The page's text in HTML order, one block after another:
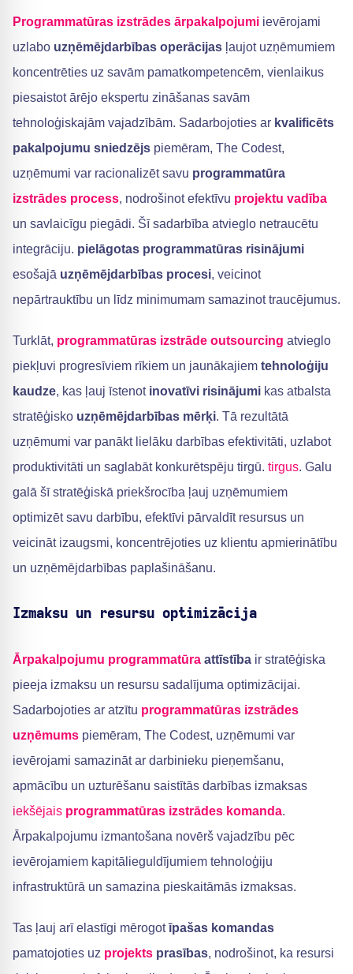
Programmatūras izstrādes ārpakalpojumi ievērojami
uzlabo uzņēmējdarbības operācijas ļaujot uzņēmumiem
koncentrēties uz savām pamatkompetencēm, vienlaikus
piesaistot ārējo ekspertu zināšanas savām
tehnoloģiskajām vajadzībām. Sadarbojoties ar kvalificēts
pakalpojumu sniedzējs piemēram, The Codest,
uzņēmumi var racionalizēt savu programmatūra
izstrādes process, nodrošinot efektīvu projektu vadība
un savlaicīgu piegādi. Šī sadarbība atvieglo netraucētu
integrāciju. pielāgotas programmatūras risinājumi
esošajā uzņēmējdarbības procesi, veicinot
nepārtrauktību un līdz minimumam samazinot traucējumus.
Turklāt, programmatūras izstrāde outsourcing atvieglo
piekļuvi progresīviem rīkiem un jaunākajiem tehnoloģiju
kaudze, kas ļauj īstenot inovatīvi risinājumi kas atbalsta
stratēģisko uzņēmējdarbības mērķi. Tā rezultātā
uzņēmumi var panākt lielāku darbības efektivitāti, uzlabot
produktivitāti un saglabāt konkurētspēju tirgū. tirgus. Galu
galā šī stratēģiskā priekšrocība ļauj uzņēmumiem
optimizēt savu darbību, efektīvi pārvaldīt resursus un
veicināt izaugsmi, koncentrējoties uz klientu apmierinātību
un uzņēmējdarbības paplašināšanu.
Izmaksu un resursu optimizācija
Ārpakalpojumu programmatūra attīstība ir stratēģiska
pieeja izmaksu un resursu sadalījuma optimizācijai.
Sadarbojoties ar atzītu programmatūras izstrādes
uzņēmums piemēram, The Codest, uzņēmumi var
ievērojami samazināt ar darbinieku pieņemšanu,
apmācību un uzturēšanu saistītās darbības izmaksas
iekšējais programmatūras izstrādes komanda.
Ārpakalpojumu izmantošana novērš vajadzību pēc
ievērojamiem kapitālieguldījumiem tehnoloģiju
infrastruktūrā un samazina pieskaitāmās izmaksas.
Tas ļauj arī elastīgi mērogotīpašas komandas
pamatojoties uz projekts prasības, nodrošinot, ka resursi